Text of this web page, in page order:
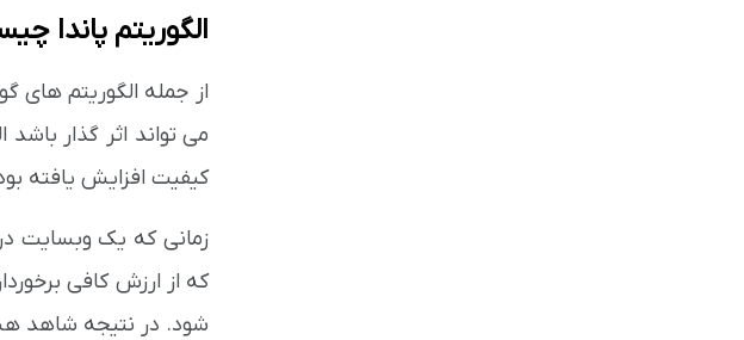
الگوریتم پاندا
از جمله الگوریتم های
می تواند اثر گذار
کیفیت افزایش یافته
زمانی که یک وبسایت
که از ارزش کافی
شود. در نتیجه شاهد